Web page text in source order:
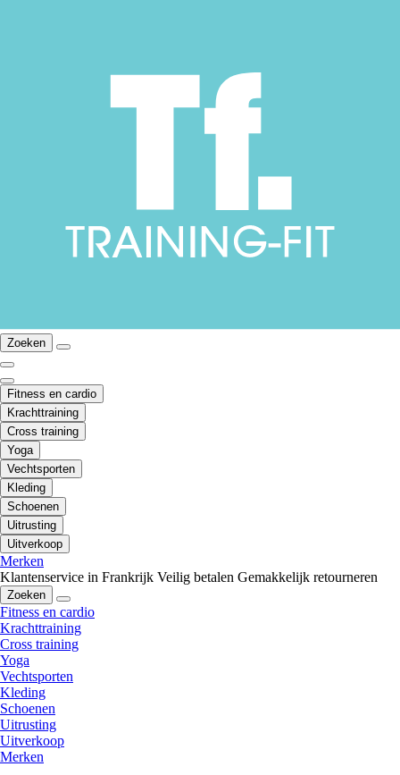
Zoeken
Fitness en cardio
Krachttraining
Cross training
Yoga
Vechtsporten
Kleding
Schoenen
Uitrusting
Uitverkoop
Merken
Klantenservice in Frankrijk Veilig betalen Gemakkelijk retourneren
Zoeken
Fitness en cardio
Krachttraining
Cross training
Yoga
Vechtsporten
Kleding
Schoenen
Uitrusting
Uitverkoop
Merken